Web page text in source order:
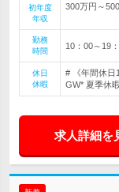
初年度
年収
300万円～
勤務
時間
10：00～19
休日
休暇
# 《年間休日
GW* 夏季休
求人詳細を